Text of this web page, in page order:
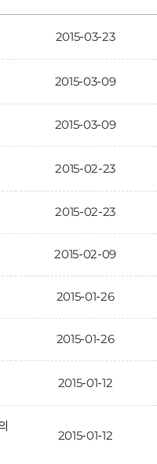
2015-03-23
2015-03-09
2015-03-09
2015-02-23
2015-02-23
2015-02-09
2015-01-26
2015-01-26
2015-01-12
2015-01-12